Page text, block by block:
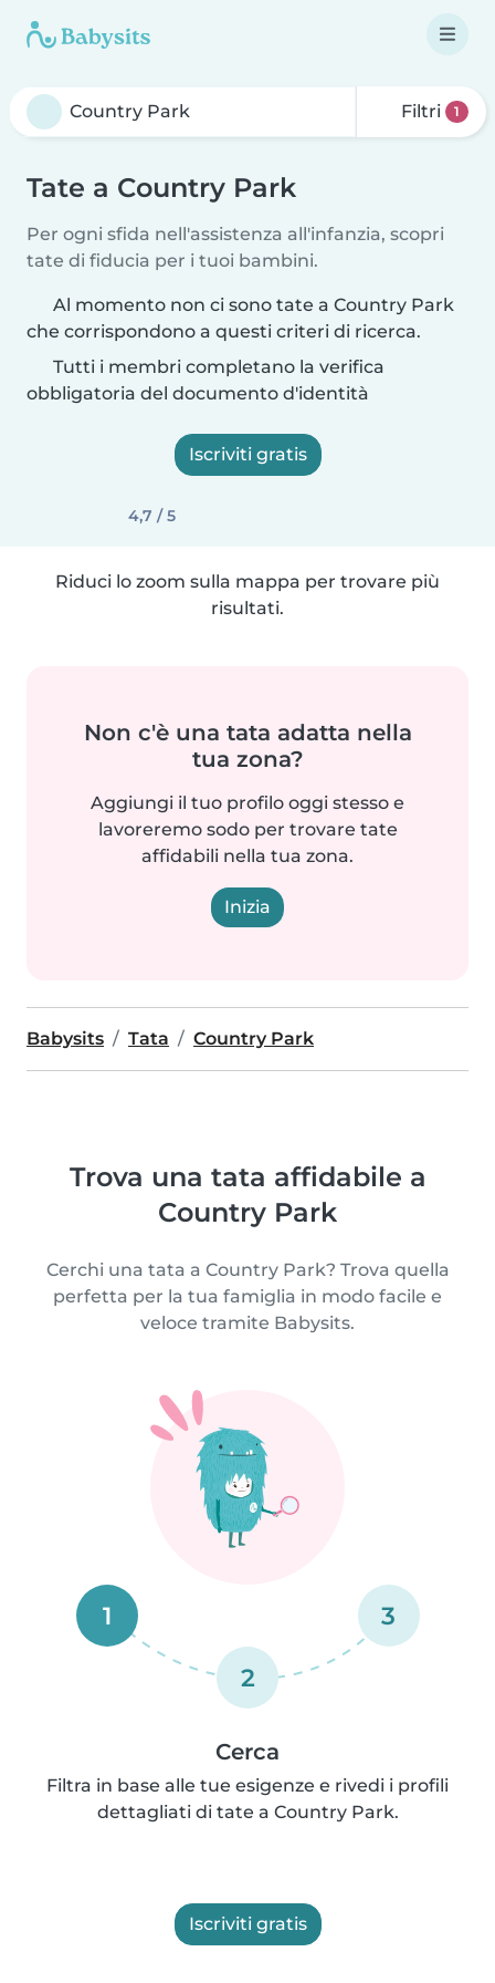
Filtri 1
Tate a Country Park
Per ogni sfida nell'assistenza all'infanzia, scopri
tate di fiducia per i tuoi bambini.
Al momento non ci sono tate a Country Park
che corrispondono a questi criteri di ricerca.
Tutti i membri completano la verifica
obbligatoria del documento d'identità
Iscriviti gratis
4,7 / 5
Riduci lo zoom sulla mappa per trovare più
risultati.
Non c'è una tata adatta nella
tua zona?
Aggiungi il tuo profilo oggi stesso e
lavoreremo sodo per trovare tate
affidabili nella tua zona.
Inizia
Babysits Tata Country Park
Trova una tata affidabile a
Country Park
Cerchi una tata a Country Park? Trova quella
perfetta per la tua famiglia in modo facile e
veloce tramite Babysits.
1
2
3
Cerca
Filtra in base alle tue esigenze e rivedi i profili
dettagliati di tate a Country Park.
Iscriviti gratis